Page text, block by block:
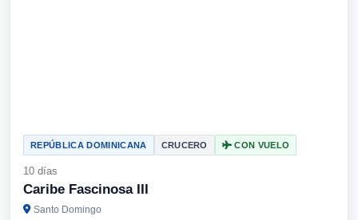
REPÚBLICA DOMINICANA CRUCERO CON VUELO
10 días
Caribe Fascinosa III
Santo Domingo